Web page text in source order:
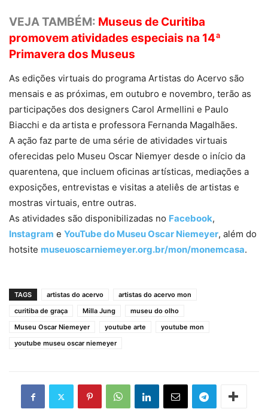
VEJA TAMBÉM: Museus de Curitiba
promovem atividades especiais na 14ª
Primavera dos Museus
As edições virtuais do programa Artistas do Acervo são
mensais e as próximas, em outubro e novembro, terão as
participações dos designers Carol Armellini e Paulo
Biacchi e da artista e professora Fernanda Magalhães.
A ação faz parte de uma série de atividades virtuais
oferecidas pelo Museu Oscar Niemyer desde o início da
quarentena, que incluem oficinas artísticas, mediações a
exposições, entrevistas e visitas a ateliês de artistas e
mostras virtuais, entre outras.
As atividades são disponibilizadas no Facebook,
Instagram e YouTube do Museu Oscar Niemeyer, além do
hotsite museuoscarniemeyer.org.br/mon/monemcasa.
TAGS artistas do acervo
artistas do acervo mon
curitiba de graça
Milla Jung
museu do olho
Museu Oscar Niemeyer
youtube arte
youtube mon
youtube museu oscar niemeyer